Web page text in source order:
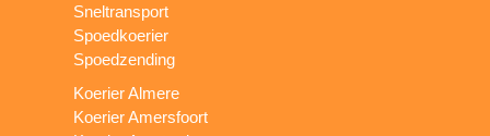
Sneltransport
Spoedkoerier
Spoedzending
Koerier Almere
Koerier Amersfoort